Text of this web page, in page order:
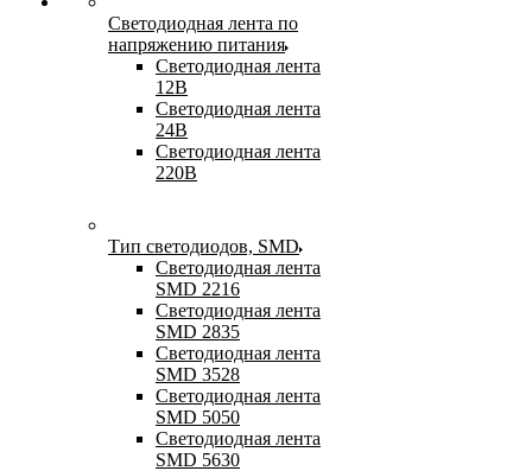
Светодиодная лента по
напряжению питания
Светодиодная лента
12В
Светодиодная лента
24В
Светодиодная лента
220В
Тип светодиодов, SMD
Cветодиодная лента
SMD 2216
Светодиодная лента
SMD 2835
Светодиодная лента
SMD 3528
Светодиодная лента
SMD 5050
Светодиодная лента
SMD 5630